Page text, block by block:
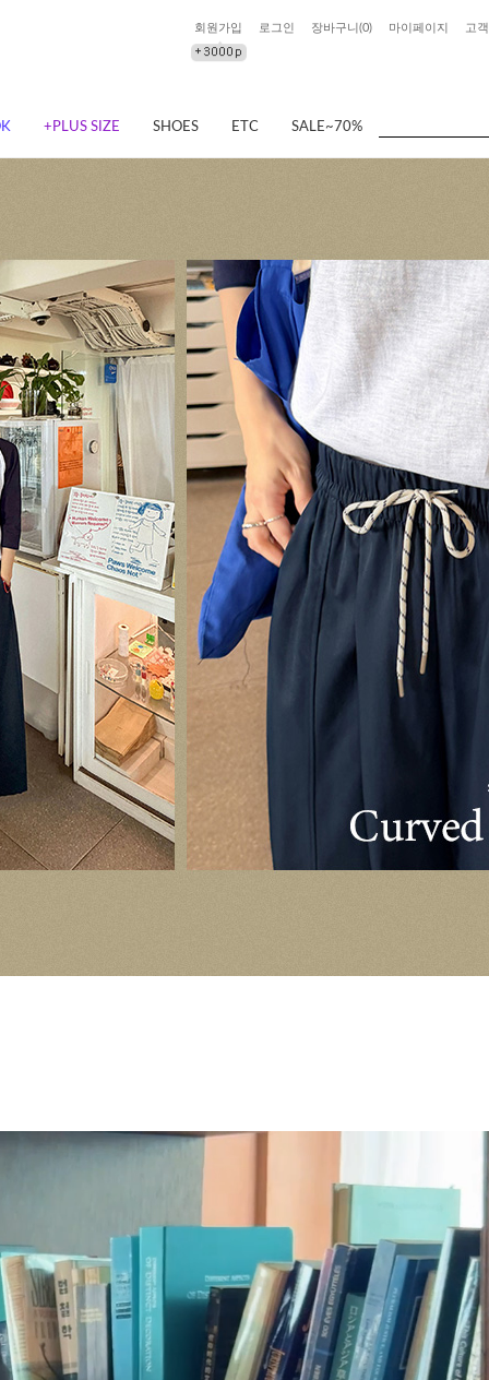
회원가입 로그인 장바구니(0) 마이페이지 고
+PLUS SIZE SHOES ETC SALE~70%